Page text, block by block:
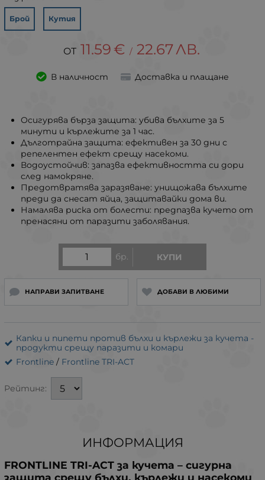
Брой Кутия
11.59 € / 22.67ЛВ.
В наличност Доставка и плащане
бр. КУПИ
НАПРАВИ ЗАПИТВАНЕ ДОБАВИ В ЛЮБИМИ
Капки и пипети против бълхи и кърлежи за кучета -
продукти срещу паразити и комари
Frontline / Frontline TRI-ACT
Рейтинг:
Осигурява бърза защита: убива бълхите за 5
минути и кърлежите за 1 час.
Дълготрайна защита: ефективен за 30 дни с
репелентен ефект срещу насекоми.
Водоустойчив: запазва ефективността си дори
след намокряне.
Предотвратява заразяване: унищожава бълхите
преди да снесат яйца, защитавайки дома ви.
Намалява риска от болести: предпазва кучето от
пренасяни от паразити заболявания.
ИНФОРМАЦИЯ
FRONTLINE TRI-ACT за кучета – сигурна
защита срещу бълхи, кърлежи и насекоми